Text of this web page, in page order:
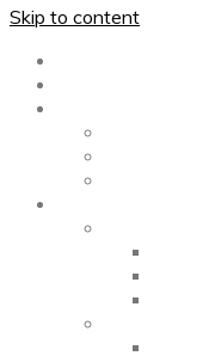
Skip to content